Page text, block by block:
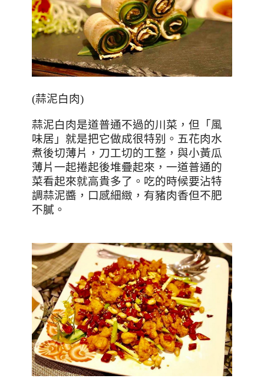
(蒜泥白肉)
蒜泥白肉是道普通不過的川菜，但「風
味居」就是把它做成很特别。五花肉水
煮後切薄片，刀工切的工整，與小黃瓜
薄片一起捲起後堆疊起來，一道普通的
菜看起來就高貴多了。吃的時候要沾特
調蒜泥醬，口感細緻，有豬肉香但不肥
不膩。